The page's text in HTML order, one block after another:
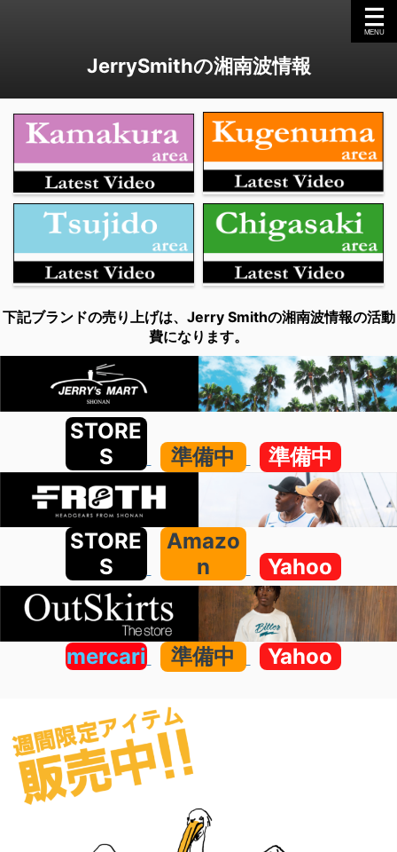
JerrySmithの湘南波情報
下記ブランドの売り上げは、Jerry Smithの湘南波情報の活動
費になります。
STORE
S
準備中 準備中
STORE
S
Amazo
n
Yahoo
mercari 準備中 Yahoo